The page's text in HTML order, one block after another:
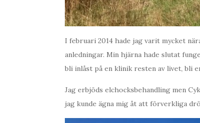
I februari 2014 hade jag varit mycket
anledningar. Min hjärna hade slutat
bli inlåst på en klinik resten av livet, bli
Jag erbjöds elchocksbehandling men
jag kunde ägna mig åt att förverkliga